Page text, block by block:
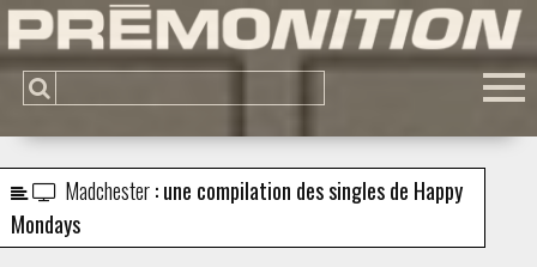
Madchester: une compilation des singles de Happy
Mondays